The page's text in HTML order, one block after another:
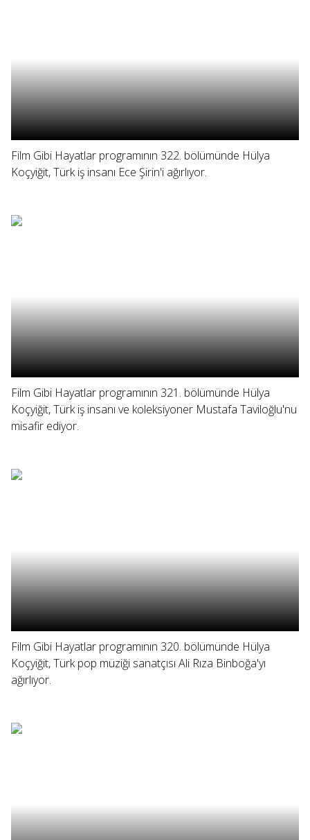
Film Gibi Hayatlar programının 322. bölümünde Hülya
Koçyiğit, Türk iş insanı Ece Şirin'i ağırlıyor.
Film Gibi Hayatlar programının 321. bölümünde Hülya
Koçyiğit, Türk iş insanı ve koleksiyoner Mustafa Taviloğlu'nu
misafir ediyor.
Film Gibi Hayatlar programının 320. bölümünde Hülya
Koçyiğit, Türk pop müziği sanatçısı Ali Rıza Binboğa'yı
ağırlıyor.